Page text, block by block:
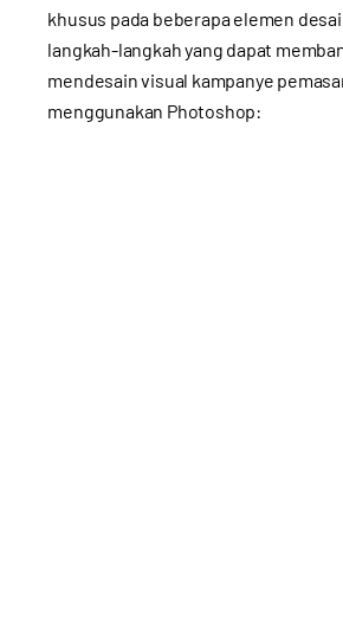
khusus pada beberapa elemen
langkah-langkah yang dapat
mendesain visual kampanye
menggunakan Photoshop: